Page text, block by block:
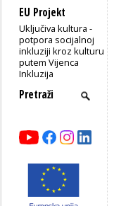
EU Projekt
Uključiva kultura -
potpora socijalnoj
inkluziji kroz kulturu
putem Vijenca
Inkluzija